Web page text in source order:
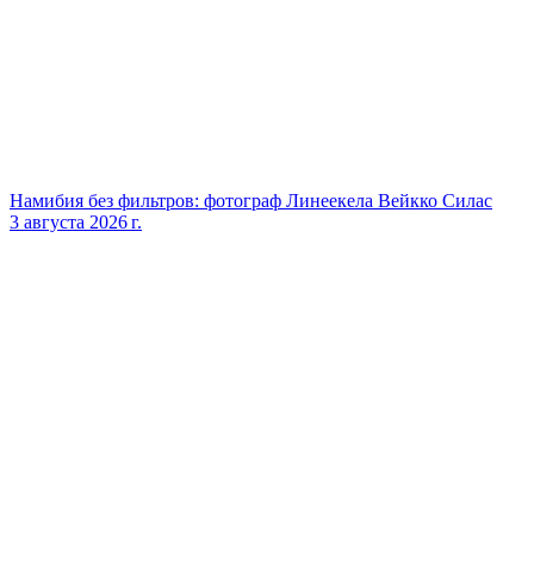
Намибия без фильтров: фотограф Линеекела Вейкко Силас
3 августа 2026 г.